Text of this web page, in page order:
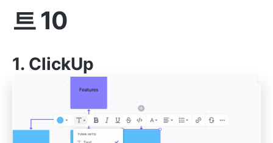
트 10
1. ClickUp